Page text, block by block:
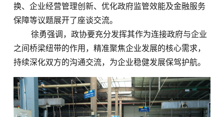
换、企业经营管理创新、优化政府监管效能及金融服务
保障等议题展开了座谈交流。
徐勇强调，政协要充分发挥其作为连接政府与企业
之间桥梁纽带的作用，精准聚焦企业发展的核心需求，
持续深化双方的沟通交流，为企业稳健发展保驾护航。